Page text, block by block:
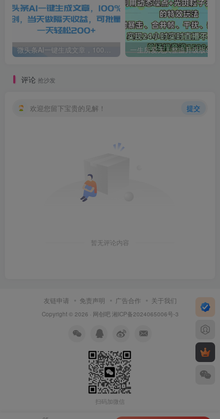
评论 抢沙发
欢迎您留下宝贵的见解！ 提交
暂无评论内容
友链申请 免责声明 广告合作 关于我们
Copyright © 2026 · 网创吧 湘ICP备2024065006号-3
扫码加微信